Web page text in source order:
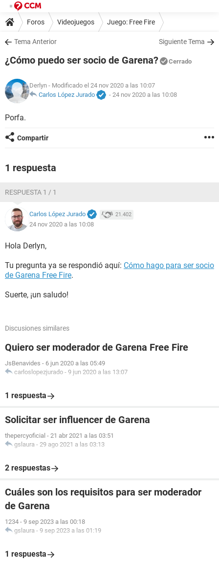
Foros Videojuegos Juego: Free Fire
Tema Anterior Siguiente Tema
¿Cómo puedo ser socio de Garena? Cerrado
Derlyn - Modificado el 24 nov 2020 a las 10:07
Carlos López Jurado
- 24 nov 2020 a las 10:08
Porfa.
Compartir
1 respuesta
RESPUESTA 1 / 1
Carlos López Jurado 21.402
24 nov 2020 a las 10:08
Hola Derlyn,
Tu pregunta ya se respondió aquí: Cómo hago para ser socio
de Garena Free Fire.
Suerte, ¡un saludo!
Discusiones similares
Quiero ser moderador de Garena Free Fire
JsBenavides - 6 jun 2020 a las 05:49
carloslopezjurado - 9 jun 2020 a las 13:07
1 respuesta
Solicitar ser influencer de Garena
thepercyoficial - 21 abr 2021 a las 03:51
gslaura - 29 ago 2021 a las 03:13
2 respuestas
Cuáles son los requisitos para ser moderador
de Garena
1234 - 9 sep 2023 a las 00:18
gslaura - 9 sep 2023 a las 01:19
1 respuesta